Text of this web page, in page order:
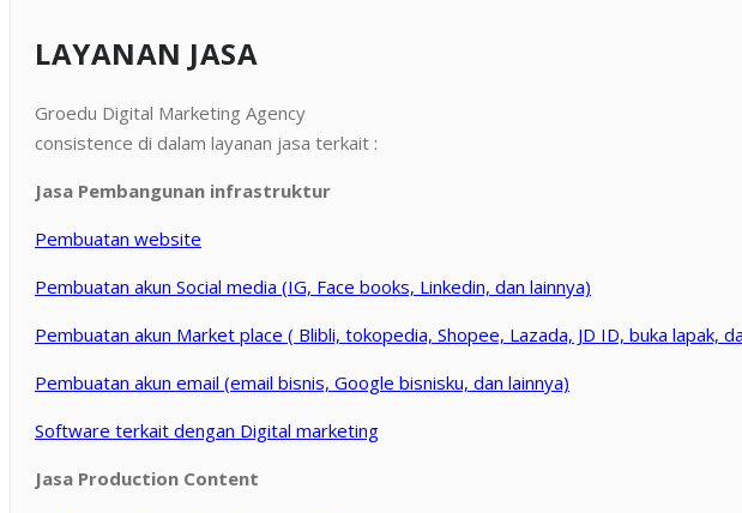
LAYANAN JASA
Groedu Digital Marketing Agency
consistence di dalam layanan jasa terkait :
Jasa Pembangunan infrastruktur
Pembuatan website
Pembuatan akun Social media (IG, Face books, Linkedin, dan lainnya)
Pembuatan akun Market place ( Blibli, tokopedia, Shopee, Lazada, JD ID, buka lapak,
Pembuatan akun email (email bisnis, Google bisnisku, dan lainnya)
Software terkait dengan Digital marketing
Jasa Production Content